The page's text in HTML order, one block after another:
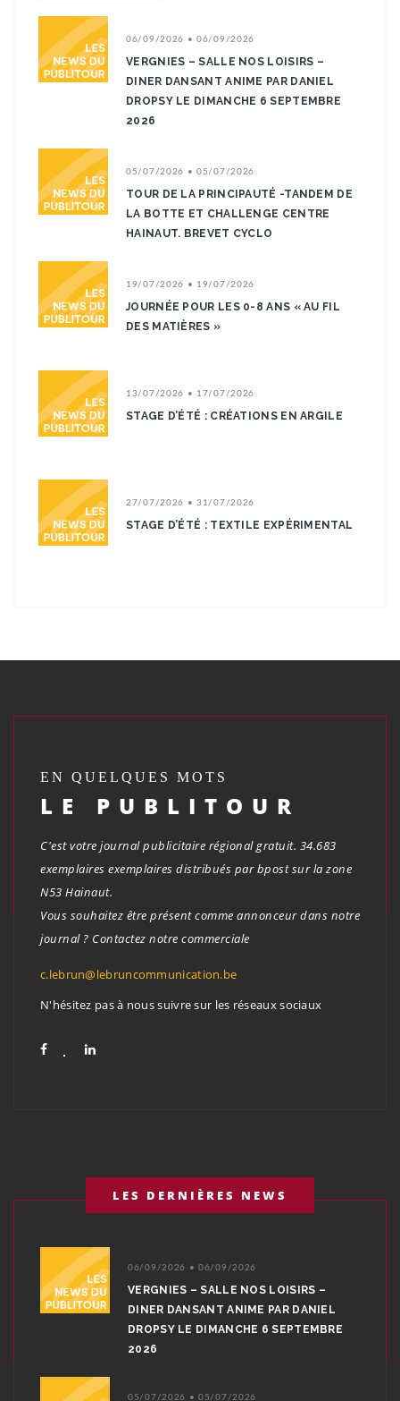
06/09/2026 • 06/09/2026
VERGNIES – SALLE NOS LOISIRS –
DINER DANSANT ANIME PAR DANIEL
DROPSY LE DIMANCHE 6 SEPTEMBRE
2026
05/07/2026 • 05/07/2026
TOUR DE LA PRINCIPAUTÉ -TANDEM DE
LA BOTTE ET CHALLENGE CENTRE
HAINAUT. BREVET CYCLO
19/07/2026 • 19/07/2026
JOURNÉE POUR LES 0-8 ANS « AU FIL
DES MATIÈRES »
13/07/2026 • 17/07/2026
STAGE D’ÉTÉ : CRÉATIONS EN ARGILE
27/07/2026 • 31/07/2026
STAGE D’ÉTÉ : TEXTILE EXPÉRIMENTAL
EN QUELQUES MOTS
LE PUBLITOUR
C'est votre journal publicitaire régional gratuit. 34.683
exemplaires exemplaires distribués par bpost sur la zone
N53 Hainaut.
Vous souhaitez être présent comme annonceur dans notre
journal ? Contactez notre commerciale
c.lebrun@lebruncommunication.be
N'hésitez pas à nous suivre sur les réseaux sociaux
LES DERNIÈRES NEWS
06/09/2026 • 06/09/2026
VERGNIES – SALLE NOS LOISIRS –
DINER DANSANT ANIME PAR DANIEL
DROPSY LE DIMANCHE 6 SEPTEMBRE
2026
05/07/2026 • 05/07/2026